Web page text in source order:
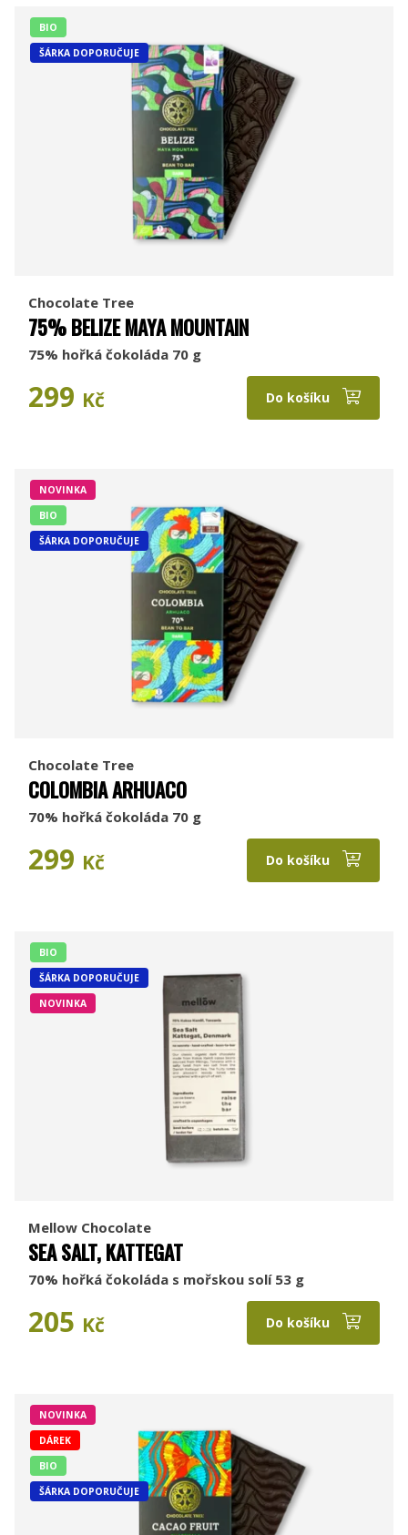
BIO
ŠÁRKA DOPORUČUJE
Chocolate Tree
75% BELIZE MAYA MOUNTAIN
75% hořká čokoláda 70 g
299 Kč Do košíku
NOVINKA
BIO
ŠÁRKA DOPORUČUJE
Chocolate Tree
COLOMBIA ARHUACO
70% hořká čokoláda 70 g
299 Kč Do košíku
BIO
ŠÁRKA DOPORUČUJE
NOVINKA
Mellow Chocolate
SEA SALT, KATTEGAT
70% hořká čokoláda s mořskou solí 53 g
205 Kč Do košíku
NOVINKA
DÁREK
BIO
ŠÁRKA DOPORUČUJE